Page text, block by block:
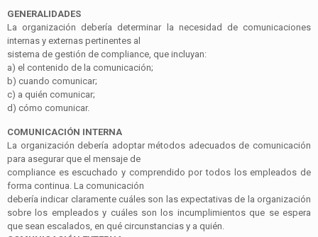
GENERALIDADES
La organización debería determinar la necesidad de comunicaciones
internas y externas pertinentes al
sistema de gestión de compliance , que incluyan:
a) el contenido de la comunicación;
b) cuando comunicar;
c) a quién comunicar;
d) cómo comunicar.
COMUNICACIÓN INTERNA
La organización debería adoptar métodos adecuados de comunicación
para asegurar que el mensaje de
compliance es escuchado y comprendido por todos los empleados de
forma continua. La comunicación
debería indicar claramente cuáles son las expectativas de la organización
sobre los empleados y cuáles son los incumplimientos que se espera
que sean escalados, en qué circunstancias y a quién.